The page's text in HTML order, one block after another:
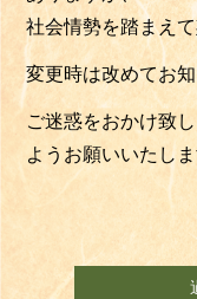
社会情勢を踏まえて
変更時は改めてお
ご迷惑をおかけ致
ようお願いいたし